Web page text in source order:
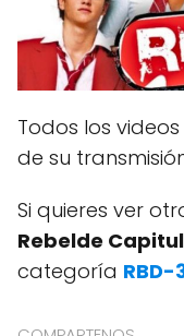
Todos los
de su
Si quieres ver
Rebelde
categoría